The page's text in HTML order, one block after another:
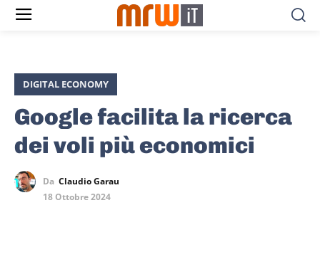
DIGITAL ECONOMY
Google facilita la ricerca
dei voli più economici
Da Claudio Garau
18 Ottobre 2024